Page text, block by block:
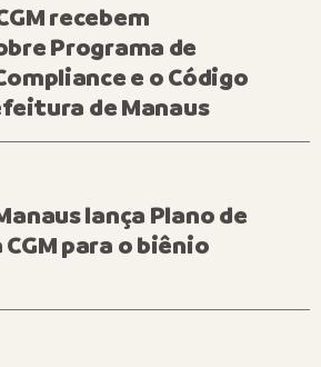
recebem
Programa de
e o Código
de Manaus
lança Plano de
para o biênio